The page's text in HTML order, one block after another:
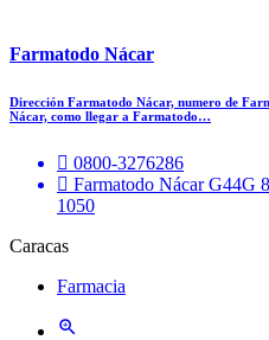
Farmatodo Nácar
Dirección Farmatodo Nácar, numero de
Nácar, como llegar a Farmatodo…
0800-3276286
Farmatodo Nácar G44G
1050
Caracas
Farmacia